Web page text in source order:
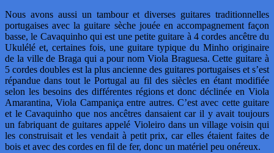
Nous avons aussi un tambour et diverses guitares traditionnelles
portugaises avec la guitare sèche jouée en accompagnement façon
basse, le Cavaquinho qui est une petite guitare à 4 cordes ancêtre du
Ukulélé et, certaines fois, une guitare typique du Minho originaire
de la ville de Braga qui a pour nom Viola Braguesa. Cette guitare à
5 cordes doubles est la plus ancienne des guitares portugaises et s’est
répandue dans tout le Portugal au fil des siècles en étant modifiée
selon les besoins des différentes régions et donc déclinée en Viola
Amarantina, Viola Campaniça entre autres. C’est avec cette guitare
et le Cavaquinho que nos ancêtres dansaient car il y avait toujours
un fabriquant de guitares appelé Violeiro dans un village voisin qui
les construisait et les vendait à petit prix, car elles étaient faites de
bois et avec des cordes en fil de fer, donc un matériel peu onéreux.